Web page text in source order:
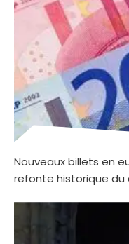
Nouveaux billets en
refonte historique du